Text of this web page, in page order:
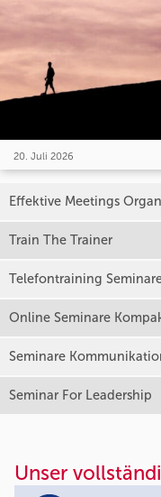
20. Juli 2026
Effektive Meetings
Train The Trainer
Telefontraining
Online Seminare
Seminare
Seminar For Leadership
Unser